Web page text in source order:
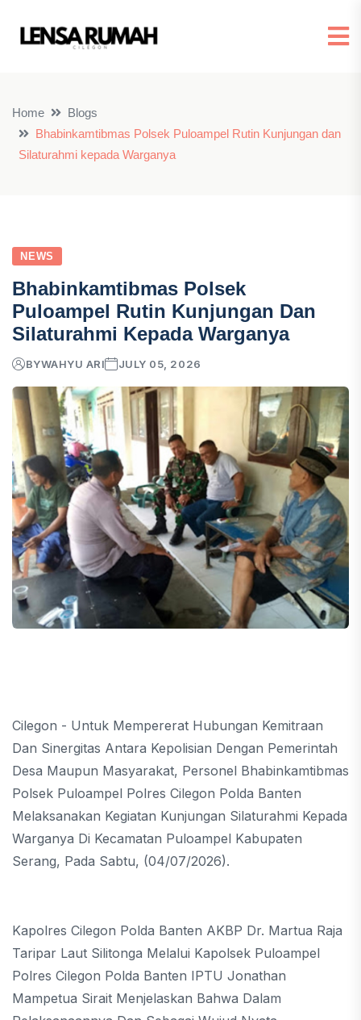
Home
Blogs
Bhabinkamtibmas Polsek Puloampel Rutin Kunjungan dan
Silaturahmi kepada Warganya
NEWS
Bhabinkamtibmas Polsek
Puloampel Rutin Kunjungan Dan
Silaturahmi Kepada Warganya
BYWAHYU ARI JULY 05, 2026
Cilegon - Untuk Mempererat Hubungan Kemitraan
Dan Sinergitas Antara Kepolisian Dengan Pemerintah
Desa Maupun Masyarakat, Personel Bhabinkamtibmas
Polsek Puloampel Polres Cilegon Polda Banten
Melaksanakan Kegiatan Kunjungan Silaturahmi Kepada
Warganya Di Kecamatan Puloampel Kabupaten
Serang, Pada Sabtu, (04/07/2026).
Kapolres Cilegon Polda Banten AKBP Dr. Martua Raja
Taripar Laut Silitonga Melalui Kapolsek Puloampel
Polres Cilegon Polda Banten IPTU Jonathan
Mampetua Sirait Menjelaskan Bahwa Dalam